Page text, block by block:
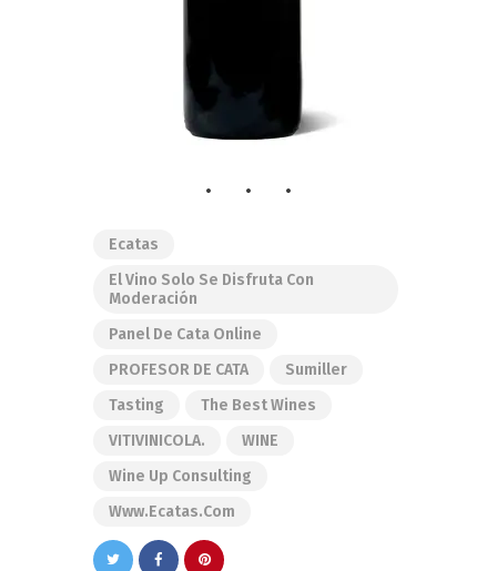
Ecatas
El Vino Solo Se Disfruta Con
Moderación
Panel De Cata Online
PROFESOR DE CATA
Sumiller
Tasting
The Best Wines
VITIVINICOLA.
WINE
Wine Up Consulting
Www.ecatas.com